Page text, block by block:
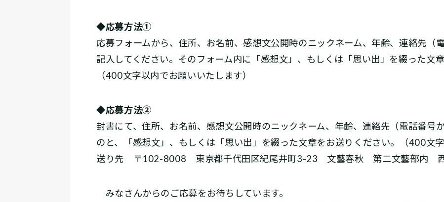
◆応募方法①
応募フォームから、住所、お名前、感想文公開時のニックネーム、年齢、連絡先（
記入してください。そのフォーム内に「感想文」、もしくは「思い出」を綴った文
（400文字以内でお願いいたします）
◆応募方法②
封書にて、住所、お名前、感想文公開時のニックネーム、年齢、連絡先（電話番号
のと、「感想文」、もしくは「思い出」を綴った文章をお送りください。（400文
送り先 〒102-8008 東京都千代田区紀尾井町3-23 文藝春秋 第二文藝部内 西
みなさんからのご応募をお待ちしています。